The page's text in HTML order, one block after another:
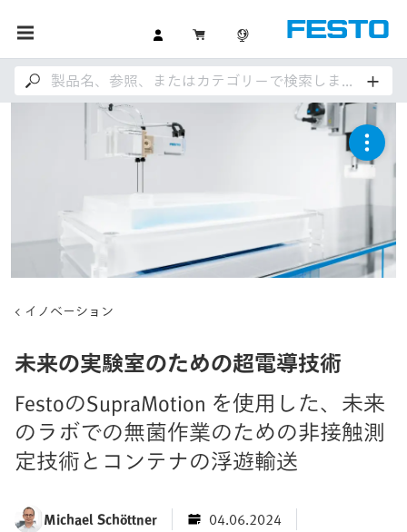
イノベーション
未来の実験室のための超電導技術
FestoのSupraMotion を使用した、未来
のラボでの無菌作業のための非接触測
定技術とコンテナの浮遊輸送
Michael Schöttner
04.06.2024